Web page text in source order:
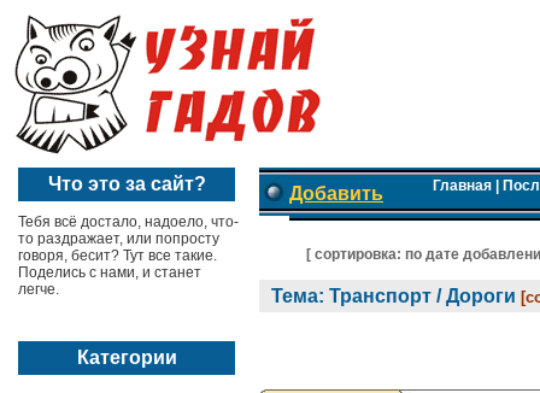
Что это за сайт?
Тебя всё достало, надоело, что-
то раздражает, или попросту
говоря, бесит? Тут все такие.
Поделись с нами, и станет
легче.
Категории
Добавить Главная|
[ cортировка: по дате
Тема: Транспорт / Дороги